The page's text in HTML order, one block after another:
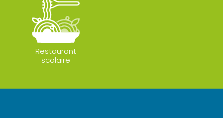
Restaurant
scolaire